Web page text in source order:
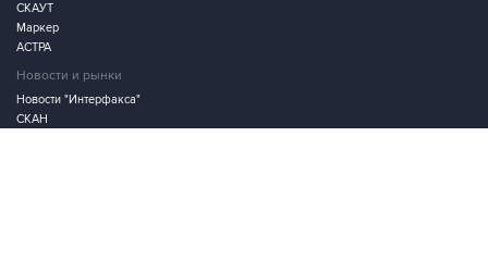
СКАУТ
Маркер
АСТРА
Новости и рынки
Новости "Интерфакса"
СКАН